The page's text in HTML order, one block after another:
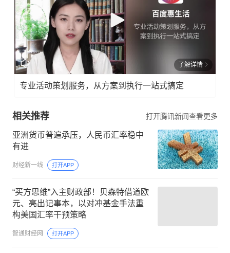
了解详情
专业活动策划服务，从方案到执行一站式搞定
相关推荐 打开腾讯新闻查看更多
亚洲货币普遍承压，人民币汇率稳中
有进
财经新一线 打开APP
“买方思维”入主财政部！贝森特借道欧
元、亮出记事本，以对冲基金手法重
构美国汇率干预策略
智通财经网 打开APP